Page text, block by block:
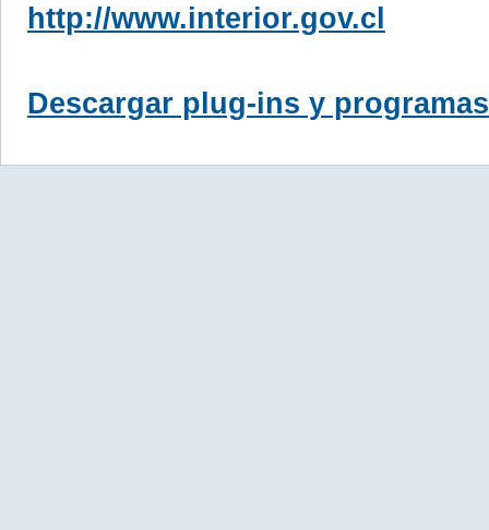
http://www.interior.gov.cl
Descargar plug-ins y